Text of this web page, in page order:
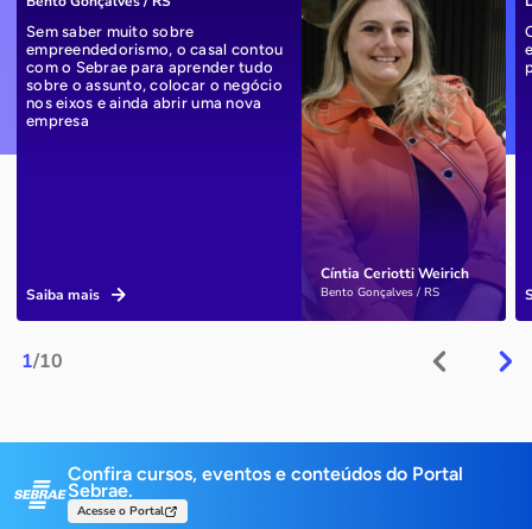
1/10
Cíntia Ceriotti Weirich
Bento Gonçalves / RS
Sem saber muito sobre
empreendedorismo, o casal contou
com o Sebrae para aprender tudo
sobre o assunto, colocar o negócio
nos eixos e ainda abrir uma nova
empresa
Saiba mais
Confira cursos, eventos e conteúdos do Portal
Sebrae.
Acesse o Portal